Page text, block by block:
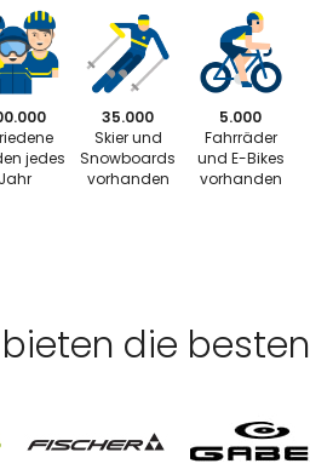
jedes
Jahr
35.000
Skier und
Snowboards
vorhanden
5.000
Fahrräder
und E-Bikes
vorhanden
die besten